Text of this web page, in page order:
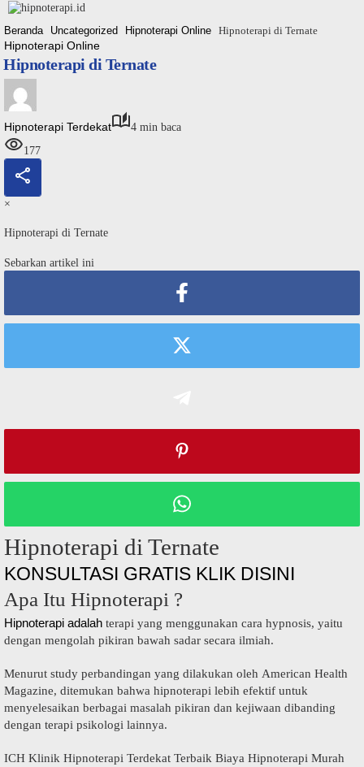
Langsung
konten
Beranda Uncategorized Hipnoterapi Online Hipnoterapi di Ternate
Hipnoterapi Online
Hipnoterapi di Ternate
Hipnoterapi Terdekat
4 min baca
177
×
Hipnoterapi di Ternate
Sebarkan artikel ini
Hipnoterapi di Ternate
KONSULTASI GRATIS KLIK DISINI
Apa Itu Hipnoterapi ?
Hipnoterapi adalah terapi yang menggunakan cara hypnosis, yaitu
dengan mengolah pikiran bawah sadar secara ilmiah.
Menurut study perbandingan yang dilakukan oleh American Health
Magazine, ditemukan bahwa hipnoterapi lebih efektif untuk
menyelesaikan berbagai masalah pikiran dan kejiwaan dibanding
dengan terapi psikologi lainnya.
ICH Klinik Hipnoterapi Terdekat Terbaik Biaya Hipnoterapi Murah